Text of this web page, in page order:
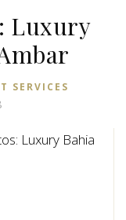
Luxury
SERVICES
Luxury Bahia